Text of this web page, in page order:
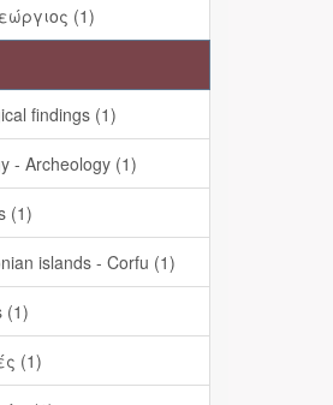
(1)
findings (1)
- Archeology (1)
(1)
islands - Corfu (1)
(1)
(1)